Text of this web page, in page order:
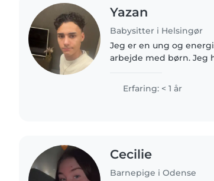
Yazan
Babysitter i Helsingør
Jeg er en ung og
arbejde med børn. Jeg
autisme og astma. Jeg
Erfaring: < 1 år
Cecilie
Barnepige i Odense